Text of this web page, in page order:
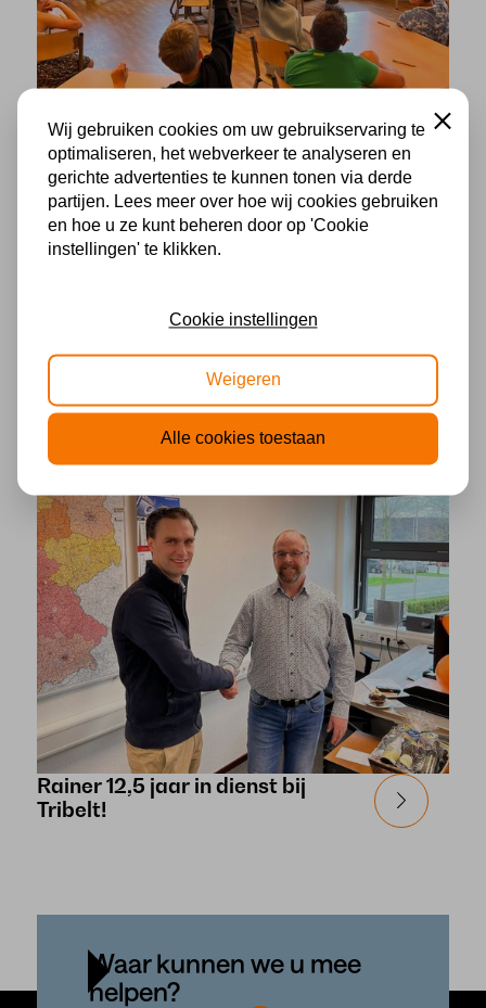
Techniek moet je doen: De Spiraal
en Tribelt op bezoek bij
Rainer 12,5 jaar in dienst bij
Tribelt!
Waar kunnen we u mee
helpen?
Wij gebruiken cookies om uw gebruikservaring te
optimaliseren, het webverkeer te analyseren en
gerichte advertenties te kunnen tonen via derde
partijen. Lees meer over hoe wij cookies gebruiken
en hoe u ze kunt beheren door op 'Cookie
instellingen' te klikken.
Sluiten
Cookie instellingen
Weigeren
Alle cookies toestaan